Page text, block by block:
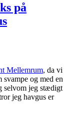
på
Mellemrum, da vi
svampe og med en
selvom jeg stædigt
jeg havgus er